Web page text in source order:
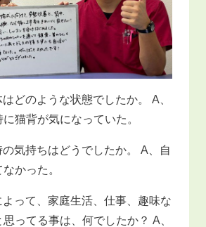
どのような状態でしたか。 A、
猫背が気になっていた。
の気持ちはどうでしたか。 A、自
かった。
よって、家庭生活、仕事、趣味な
ってる事は、何でしたか？ A、